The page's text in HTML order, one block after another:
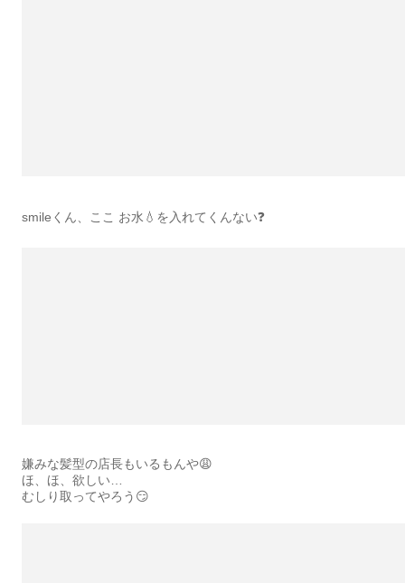
smileくん、ここ お水💧を入れてくんない❓
嫌みな髪型の店長もいるもんや😩
ほ、ほ、欲しい…
むしり取ってやろう😏